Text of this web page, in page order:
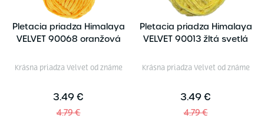
Pletacia priadza Himalaya
VELVET 90068 oranžová
Krásna priadza Velvet od známe
3.49 €
4.79 €
Pletacia priadza Himalaya
VELVET 90013 žltá svetlá
Krásna priadza Velvet od známe
3.49 €
4.79 €